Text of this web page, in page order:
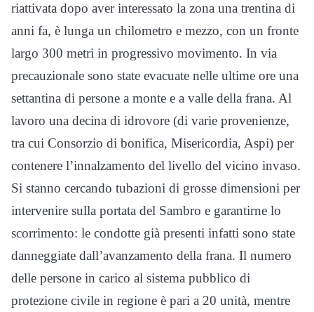
riattivata dopo aver interessato la zona una trentina di
anni fa, è lunga un chilometro e mezzo, con un fronte
largo 300 metri in progressivo movimento. In via
precauzionale sono state evacuate nelle ultime ore una
settantina di persone a monte e a valle della frana. Al
lavoro una decina di idrovore (di varie provenienze,
tra cui Consorzio di bonifica, Misericordia, Aspi) per
contenere l’innalzamento del livello del vicino invaso.
Si stanno cercando tubazioni di grosse dimensioni per
intervenire sulla portata del Sambro e garantirne lo
scorrimento: le condotte già presenti infatti sono state
danneggiate dall’avanzamento della frana. Il numero
delle persone in carico al sistema pubblico di
protezione civile in regione è pari a 20 unità, mentre